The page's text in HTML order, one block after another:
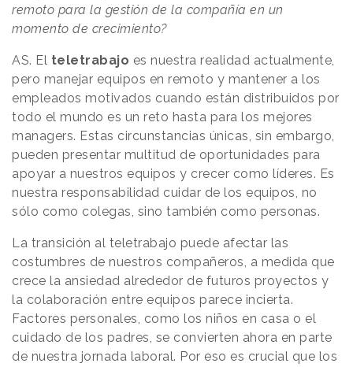
remoto para la gestión de la compañía en un
momento de crecimiento?
AS. El teletrabajo es nuestra realidad actualmente,
pero manejar equipos en remoto y mantener a los
empleados motivados cuando están distribuidos por
todo el mundo es un reto hasta para los mejores
managers. Estas circunstancias únicas, sin embargo,
pueden presentar multitud de oportunidades para
apoyar a nuestros equipos y crecer como líderes. Es
nuestra responsabilidad cuidar de los equipos, no
sólo como colegas, sino también como personas.
La transición al teletrabajo puede afectar las
costumbres de nuestros compañeros, a medida que
crece la ansiedad alrededor de futuros proyectos y
la colaboración entre equipos parece incierta.
Factores personales, como los niños en casa o el
cuidado de los padres, se convierten ahora en parte
de nuestra jornada laboral. Por eso es crucial que los